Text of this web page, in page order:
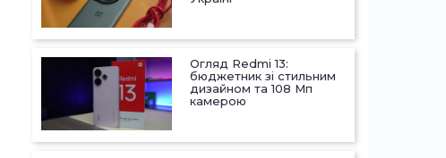
Огляд Redmi 13:
бюджетник зі стильним
дизайном та 108 Мп
камерою